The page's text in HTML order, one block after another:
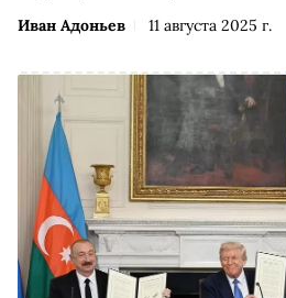
Иван Адоньев 11 августа 2025 г.